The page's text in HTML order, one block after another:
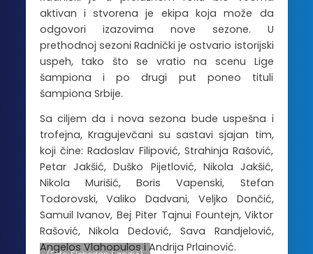
aktivan i stvorena je ekipa koja može da
odgovori izazovima nove sezone. U
prethodnoj sezoni Radnički je ostvario istorijski
uspeh, tako što se vratio na scenu Lige
šampiona i po drugi put poneo tituli
šampiona Srbije.
Sa ciljem da i nova sezona bude uspešna i
trofejna, Kragujevčani su sastavi sjajan tim,
koji čine: Radoslav Filipović, Strahinja Rašović,
Petar Jakšić, Duško Pijetlović, Nikola Jakšić,
Nikola Murišić, Boris Vapenski, Stefan
Todorovski, Valiko Dadvani, Veljko Dončić,
Samuil Ivanov, Bej Piter Tajnui Fountejn, Viktor
Rašović, Nikola Dedović, Sava Randjelović,
Angelos Vlahopulos i Andrija Prlainović.